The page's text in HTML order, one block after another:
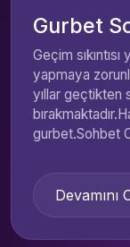
Gurbet
Geçim
yapmaya
yıllar geçtikten
gurbet.Sohbet
Devamını